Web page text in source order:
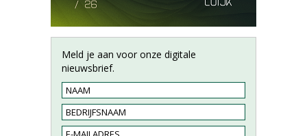
Meld je aan voor onze digitale
nieuwsbrief.